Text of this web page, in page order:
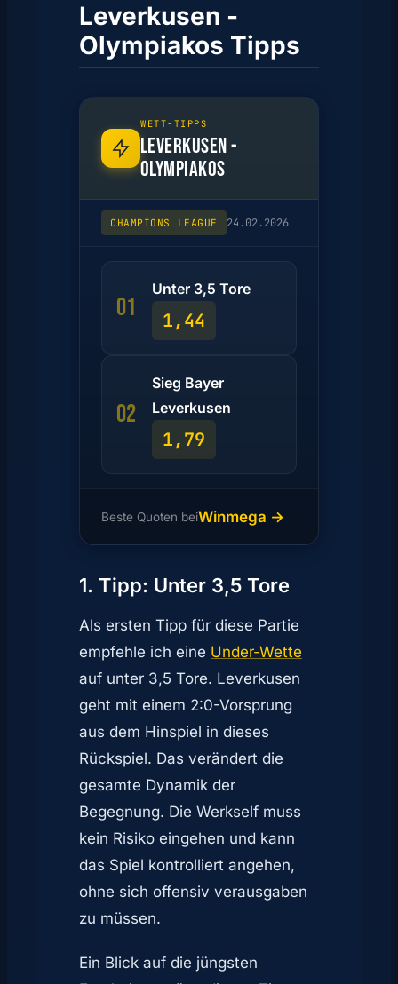
Leverkusen -
Olympiakos Tipps
WETT-TIPPS
LEVERKUSEN -
OLYMPIAKOS
CHAMPIONS LEAGUE 24.02.2026
01
Unter 3,5 Tore
1,44
02
Sieg Bayer
Leverkusen
1,79
Beste Quoten beiWinmega →
1. Tipp: Unter 3,5 Tore
Als ersten Tipp für diese Partie
empfehle ich eine Under-Wette
auf unter 3,5 Tore. Leverkusen
geht mit einem 2:0-Vorsprung
aus dem Hinspiel in dieses
Rückspiel. Das verändert die
gesamte Dynamik der
Begegnung. Die Werkself muss
kein Risiko eingehen und kann
das Spiel kontrolliert angehen,
ohne sich offensiv verausgaben
zu müssen.
Ein Blick auf die jüngsten